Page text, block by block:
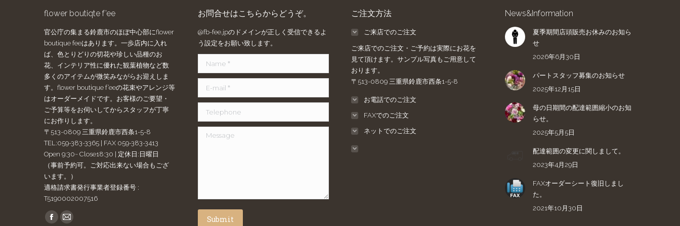
flower boutiqte f’ee
官公庁の集まる鈴鹿市のほぼ中心部にflower
boutique feeはあります。一歩店内に入れ
ば、色とりどりの切花や珍しい品種のお
花、インテリア性に優れた観葉植物など数
多くのアイテムが微笑みながらお迎えしま
す。flower boutique f’eeの花束やアレンジ等
はオーダーメイドです。お客様のご要望・
ご予算等をお伺いしてからスタッフが丁寧
にお作りします。
〒513-0809 三重県鈴鹿市西条1-5-8
TEL:059-383-3365 | FAX 059-383-3413
Open 9:30~ Close18:30 | 定休日:日曜日
（事前予約可。ご対応出来ない場合もござ
います。）
適格請求書発行事業者登録番号 :
T5190002007516
Find us on:
Facebook
Mail
お問合せはこちらからどうぞ。
@fb-fee.jpのドメインが正しく受信できるよ
う設定をお願い致します。
Message
Submit
ご注文方法
ご来店でのご注文
ご来店でのご注文・ご予約は実際にお花を
見て頂けます。サンプル写真もご用意して
おります。
〒513-0809 三重県鈴鹿市西条1-5-8
お電話でのご注文
FAXでのご注文
ネットでのご注文
News&Information
夏季期間店頭販売お休みのお知ら
せ
2026年6月30日
パートスタッフ募集のお知らせ
2025年12月15日
母の日期間の配達範囲縮小のお知
らせ。
2025年5月5日
配達範囲の変更に関しまして。
2023年4月29日
FAXオーダーシート復旧しまし
た。
2021年10月30日